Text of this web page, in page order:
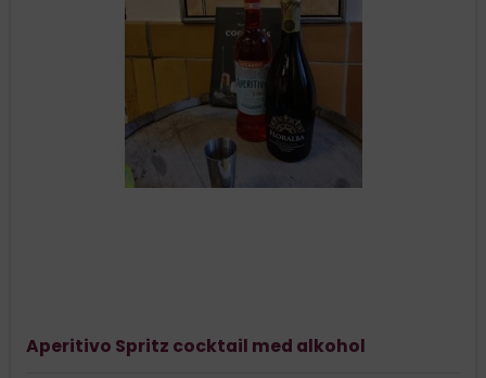
Aperitivo Spritz cocktail med alkohol